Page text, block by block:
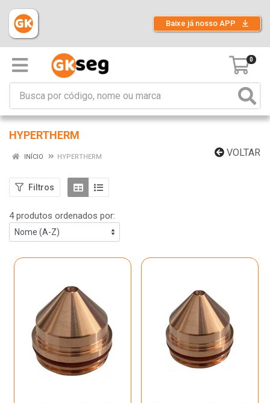
Baixe já nosso APP
0
HYPERTHERM
VOLTAR
INÍCIO HYPERTHERM
Filtros
4 produtos ordenados por: